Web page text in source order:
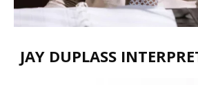
JAY DUPLASS